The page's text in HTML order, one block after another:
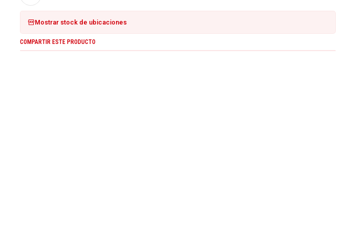
Mostrar stock de ubicaciones
COMPARTIR ESTE PRODUCTO